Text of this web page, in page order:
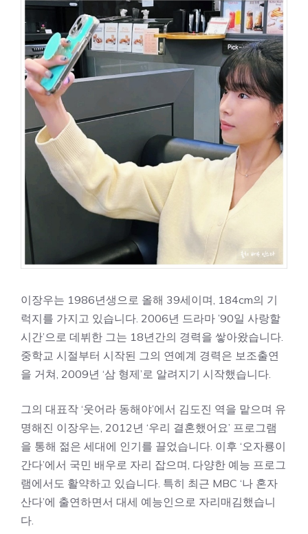
이장우는 1986년생으로 올해 39세이며, 184cm의 기
럭지를 가지고 있습니다. 2006년 드라마 ’90일 사랑할
시간’으로 데뷔한 그는 18년간의 경력을 쌓아왔습니다.
중학교 시절부터 시작된 그의 연예계 경력은 보조출연
을 거쳐, 2009년 ‘삼 형제’로 알려지기 시작했습니다.
그의 대표작 ‘웃어라 동해야’에서 김도진 역을 맡으며 유
명해진 이장우는, 2012년 ‘우리 결혼했어요’ 프로그램
을 통해 젊은 세대에 인기를 끌었습니다. 이후 ‘오자룡이
간다’에서 국민 배우로 자리 잡으며, 다양한 예능 프로그
램에서도 활약하고 있습니다. 특히 최근 MBC ‘나 혼자
산다’에 출연하면서 대세 예능인으로 자리매김했습니
다.